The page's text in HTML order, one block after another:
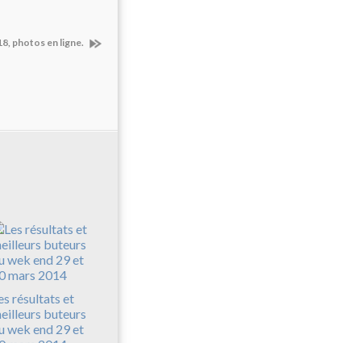
photos en ligne.
résultats et
buteurs
wek end 29 et